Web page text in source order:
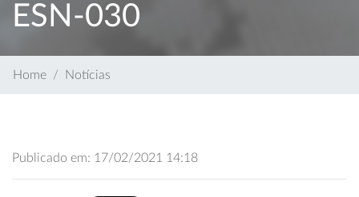
ESN-030
Home Notícias
Publicado em: 17/02/2021 14:18